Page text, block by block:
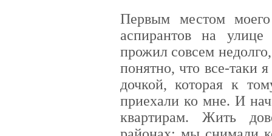
Первым местом
аспирантов на
прожил совсем
понятно, что все-таки
дочкой, которая к
приехали ко мне. И
квартирам. Жить